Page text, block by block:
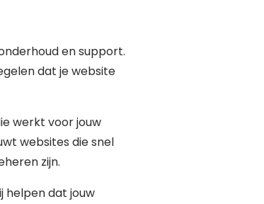
en support.
dat je website
werkt voor jouw
websites die snel
zijn.
helpen dat jouw